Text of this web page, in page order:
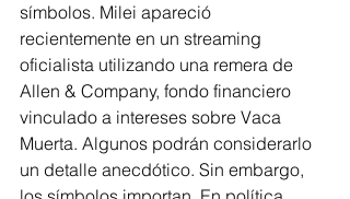
símbolos. Milei apareció
recientemente en un streaming
oficialista utilizando una remera de
Allen & Company, fondo financiero
vinculado a intereses sobre Vaca
Muerta. Algunos podrán considerarlo
un detalle anecdótico. Sin embargo,